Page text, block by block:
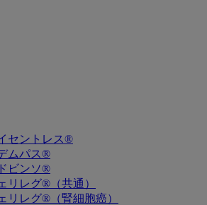
セントレス®
ムパス®
ビンソ®
リレグ®（共通）
リレグ®（腎細胞癌）